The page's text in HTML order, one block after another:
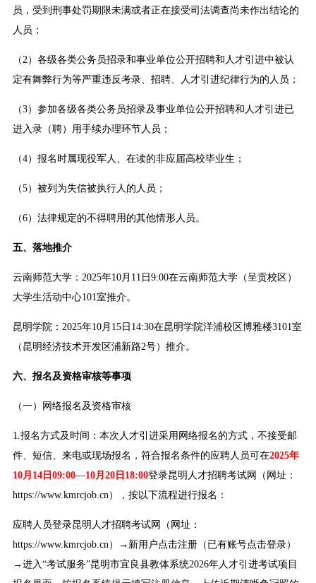
员，受到刑事处罚期限未满或者正在接受司法调查尚未作出结论的
人员；
（2）各级各类公务员招录和事业单位公开招聘和人才引进中被认
定有舞弊行为等严重违反考录、招聘、人才引进纪律行为的人员；
（3）参加各级各类公务员招录及事业单位公开招聘和人才引进已
进入录（聘）用手续办理环节人员；
（4）报名时属现役军人、在读的非应届高校毕业生；
（5）被列为失信被执行人的人员；
（6）法律规定的不得聘用的其他情形人员。
五、落地推介
云南师范大学：2025年10月11日9:00在云南师范大学（呈贡校区）
大学生活动中心101室推介。
昆明学院：2025年10月15日14:30在昆明学院洋浦校区博雅楼3101室
（昆明经济技术开发区浦新路2号）推介。
六、报名及资格审核等事项
（一）网络报名及资格审核
1.报名方式及时间：本次人才引进采用网络报名的方式，不接受邮
件、短信、来电或现场报名，符合报名条件的应聘人员可在2025年
10月14日09:00—10月20日18:00登录昆明人才招聘考试网（网址：
https://www.kmrcjob.cn），按以下流程进行报名：
应聘人员登录昆明人才招聘考试网（网址：
https://www.kmrcjob.cn）→新用户点击注册（已有账号点击登录）
→进入“考试服务”昆明市宜良县教体系统2026年人才引进考试项目